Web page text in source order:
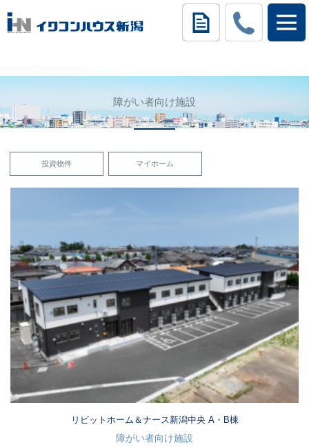
障がい者向け施設
投資物件 マイホーム
リビットホーム＆ナース新潟中央 A・B棟
障がい者向け施設